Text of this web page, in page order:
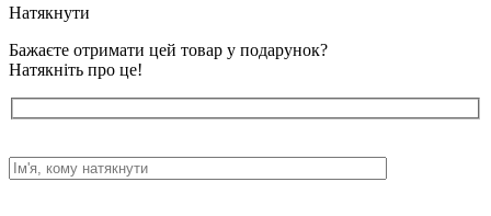
Натякнути
Бажаєте отримати цей товар у подарунок?
Натякніть про це!